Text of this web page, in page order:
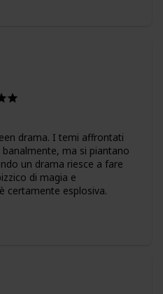
drama. I temi affrontati
ma si piantano
un drama riesce a fare
di magia e
certamente esplosiva.